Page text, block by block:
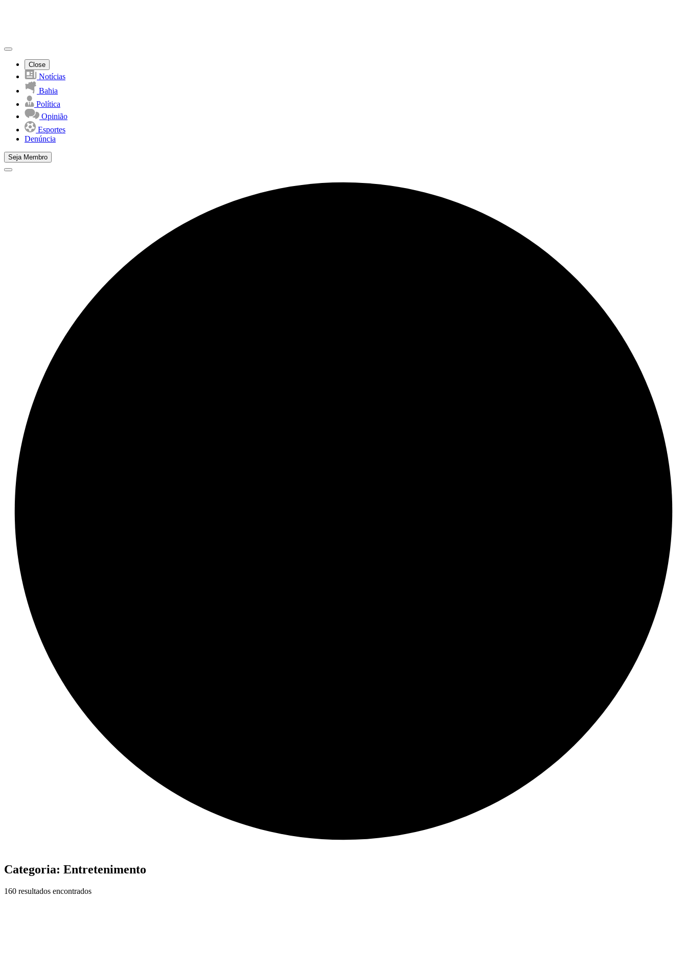
Close
Notícias
Bahia
Política
Opinião
Esportes
Denúncia
Seja Membro
Categoria: Entretenimento
160 resultados encontrados